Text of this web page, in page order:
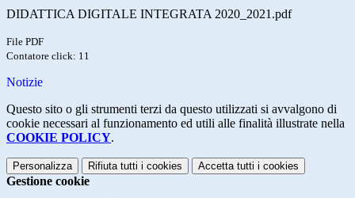
DIDATTICA DIGITALE INTEGRATA 2020_2021.pdf
File PDF
Contatore click: 11
Notizie
Questo sito o gli strumenti terzi da questo utilizzati si avvalgono di
cookie necessari al funzionamento ed utili alle finalità illustrate nella
COOKIE POLICY.
Personalizza Rifiuta tutti i cookies Accetta tutti i cookies
Gestione cookie